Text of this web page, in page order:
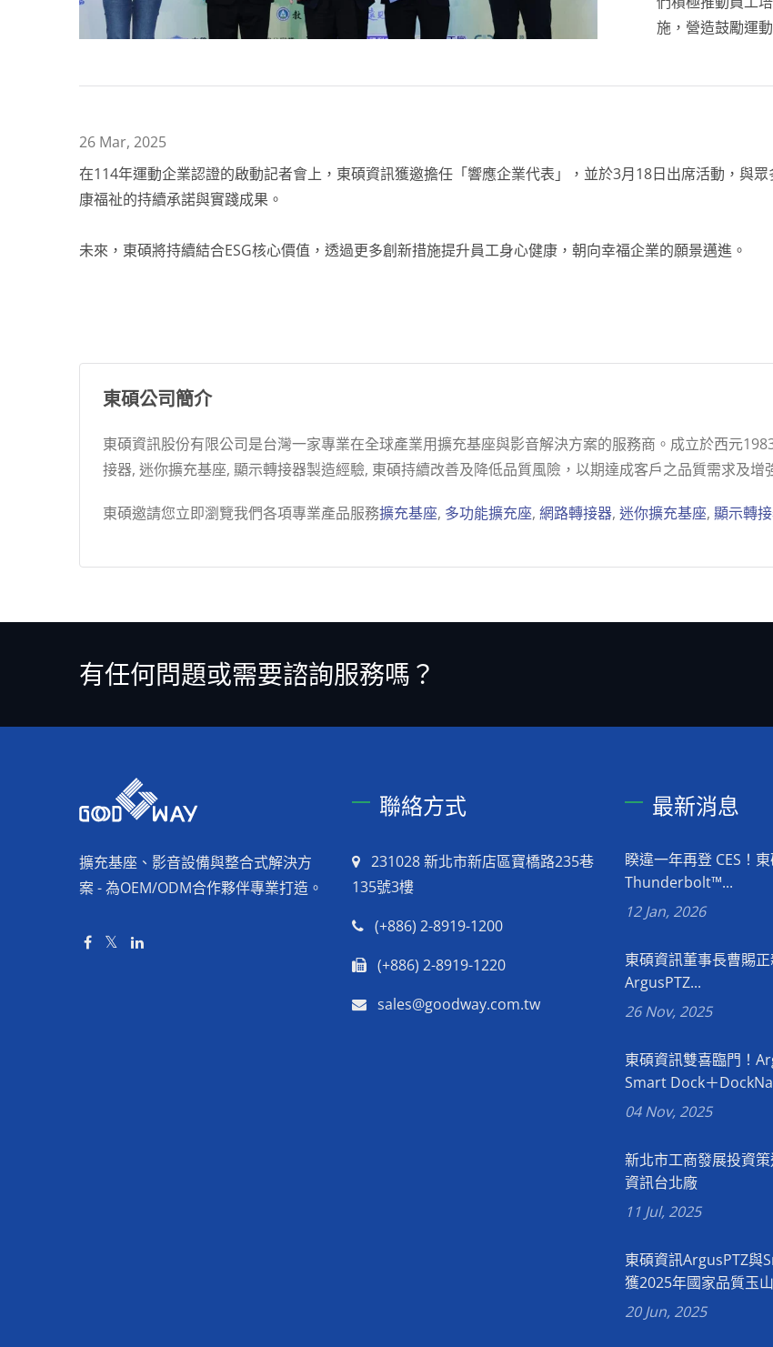
施，營造鼓勵運
26 Mar, 2025
在114年運動企業認證的啟動記者會上，東碩資訊獲邀擔任「響應企業代表」，並於3月18日出席活動，與
康福祉的持續承諾與實踐成果。
未來，東碩將持續結合ESG核心價值，透過更多創新措施提升員工身心健康，朝向幸福企業的願景邁進。
東碩公司簡介
東碩資訊股份有限公司是台灣一家專業在全球產業用擴充基座與影音解決方案的服務商。成立於西元
接器, 迷你擴充基座, 顯示轉接器製造經驗, 東碩持續改善及降低品質風險，以期達成客戶之品質需求及增
東碩邀請您立即瀏覽我們各項專業產品服務擴充基座, 多功能擴充座, 網路轉接器, 迷你擴充基座, 顯示轉
有任何問題或需要諮詢服務嗎？
擴充基座、影音設備與整合式解決方
案 - 為OEM/ODM合作夥伴專業打造。
聯絡方式
231028 新北市新店區寶橋路235巷
135號3樓
(+886) 2-8919-1200
(+886) 2-8919-1220
sales@goodway.com.tw
最新消息
睽違一年再登 CES！
Thunderbolt™...
12 Jan, 2026
東碩資訊董事長曹賜
ArgusPTZ...
26 Nov, 2025
東碩資訊雙喜臨門！
Smart Dock＋
04 Nov, 2025
新北市工商發展投資
資訊台北廠
11 Jul, 2025
東碩資訊ArgusPTZ與
獲2025年國家品質玉
20 Jun, 2025